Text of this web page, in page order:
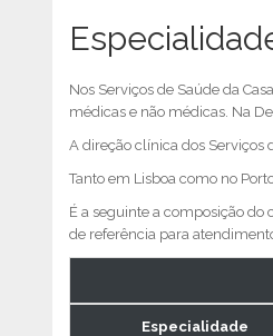
Nos Serviços de Saúde da
médicas e não médicas. Na
A direção clínica dos Serviços
Tanto em Lisboa como no
É a seguinte a composição do
de referência para
Especialidade